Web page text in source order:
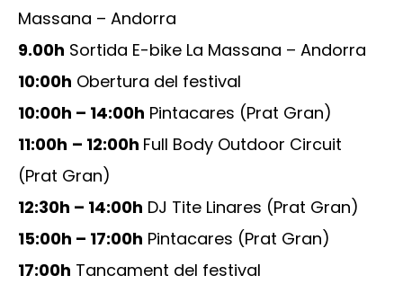
Massana – Andorra
9.00h Sortida E-bike La Massana – Andorra
10:00h Obertura del festival
10:00h – 14:00h Pintacares (Prat Gran)
11:00h – 12:00h Full Body Outdoor Circuit
(Prat Gran)
12:30h – 14:00h DJ Tite Linares (Prat Gran)
15:00h – 17:00h Pintacares (Prat Gran)
17:00h Tancament del festival